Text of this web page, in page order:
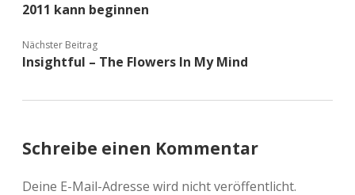
2011 kann beginnen
Nächster Beitrag
Insightful – The Flowers In My Mind
Schreibe einen Kommentar
Deine E-Mail-Adresse wird nicht veröffentlicht.